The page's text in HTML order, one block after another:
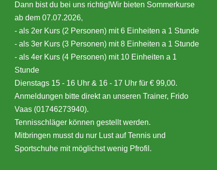
Dann bist du bei uns richtig!Wir bieten Sommerkurse
ab dem 07.07.2026,
- als 2er Kurs (2 Personen) mit 6 Einheiten a 1 Stunde
- als 3er Kurs (3 Personen) mit 8 Einheiten a 1 Stunde
- als 4er Kurs (4 Personen) mit 10 Einheiten a 1
Stunde
Dienstags 15 - 16 Uhr & 16 - 17 Uhr für € 99,00.
Anmeldungen bitte direkt an unseren Trainer, Frido
Vaas (01746273940).
Tennisschläger können gestellt werden.
Mitbringen musst du nur Lust auf Tennis und
Sportschuhe mit möglichst wenig Pfrofil.